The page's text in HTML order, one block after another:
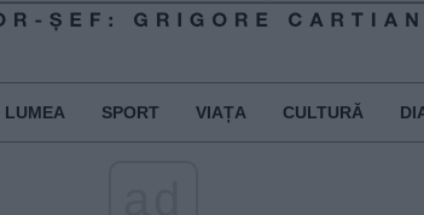
LUMEA SPORT VIAȚA CULTURĂ